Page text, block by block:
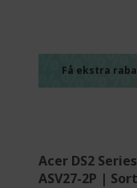
Få ekstra
Acer DS2
ASV27-2P | Sort